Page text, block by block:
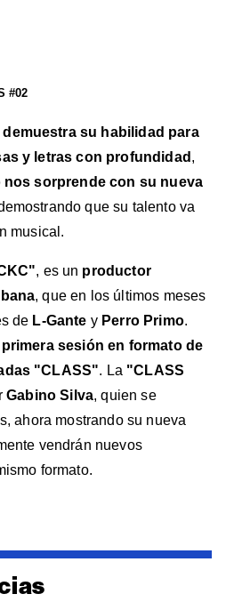
#02
demuestra su habilidad para
y letras con profundidad ,
nos sorprende con su nueva
que su talento va
musical.
, es un productor
, que en los últimos meses
de L-Gante y Perro Primo.
primera sesión en formato de
"CLASS". La "CLASS
Gabino Silva, quien se
ahora mostrando su nueva
vendrán nuevos
formato.